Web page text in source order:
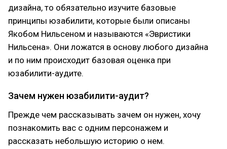
дизайна, то обязательно изучите базовые
принципы юзабилити, которые были описаны
Якобом Нильсеном и называются «Эвристики
Нильсена». Они ложатся в основу любого дизайна
и по ним происходит базовая оценка при
юзабилити-аудите.
Зачем нужен юзабилити-аудит?
Прежде чем рассказывать зачем он нужен, хочу
познакомить вас с одним персонажем и
рассказать небольшую историю о нем.